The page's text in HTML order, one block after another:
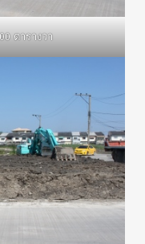
ตารางวา